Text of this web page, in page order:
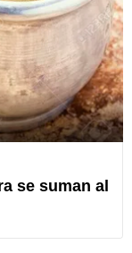
se suman al